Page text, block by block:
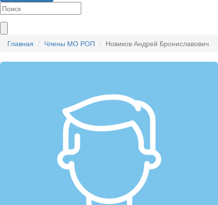
Главная Члены МО РОП Новиков Андрей Брониславович